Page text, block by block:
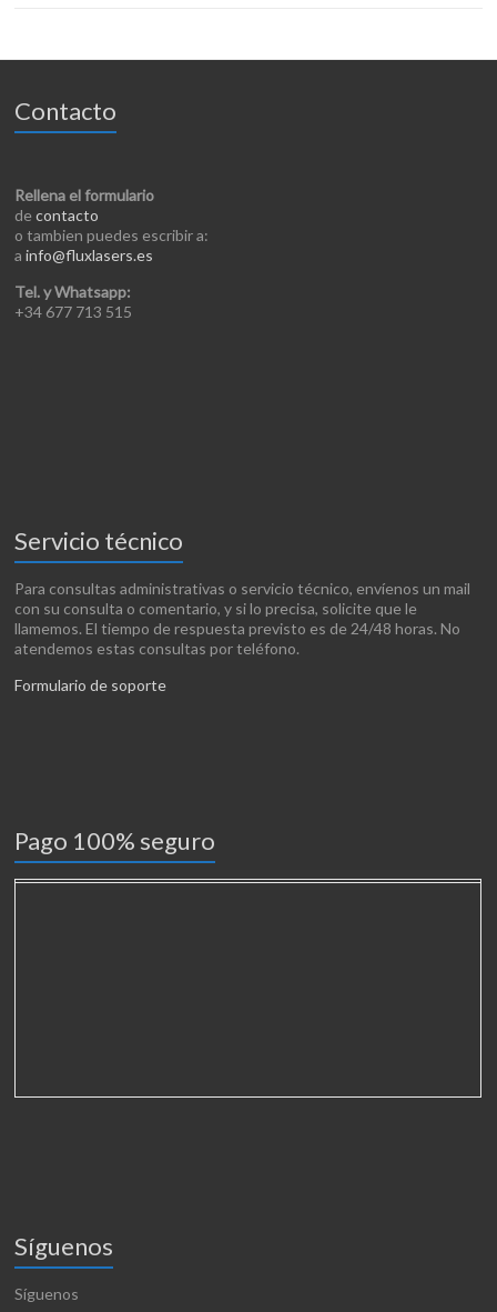
Contacto
Rellena el formulario
decontacto
o tambien puedes escribir a:
ainfo@fluxlasers.es
Tel. y Whatsapp:
+34 677 713 515
Servicio técnico
Para consultas administrativas o servicio técnico, envíenos un mail
con su consulta o comentario, y si lo precisa, solicite que le
llamemos. El tiempo de respuesta previsto es de 24/48 horas. No
atendemos estas consultas por teléfono.
Formulario de soporte
Pago 100% seguro
Síguenos
Síguenos